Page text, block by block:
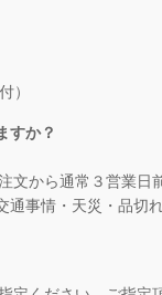
）
すか？
文から通常３営業日
事情・天災・品切